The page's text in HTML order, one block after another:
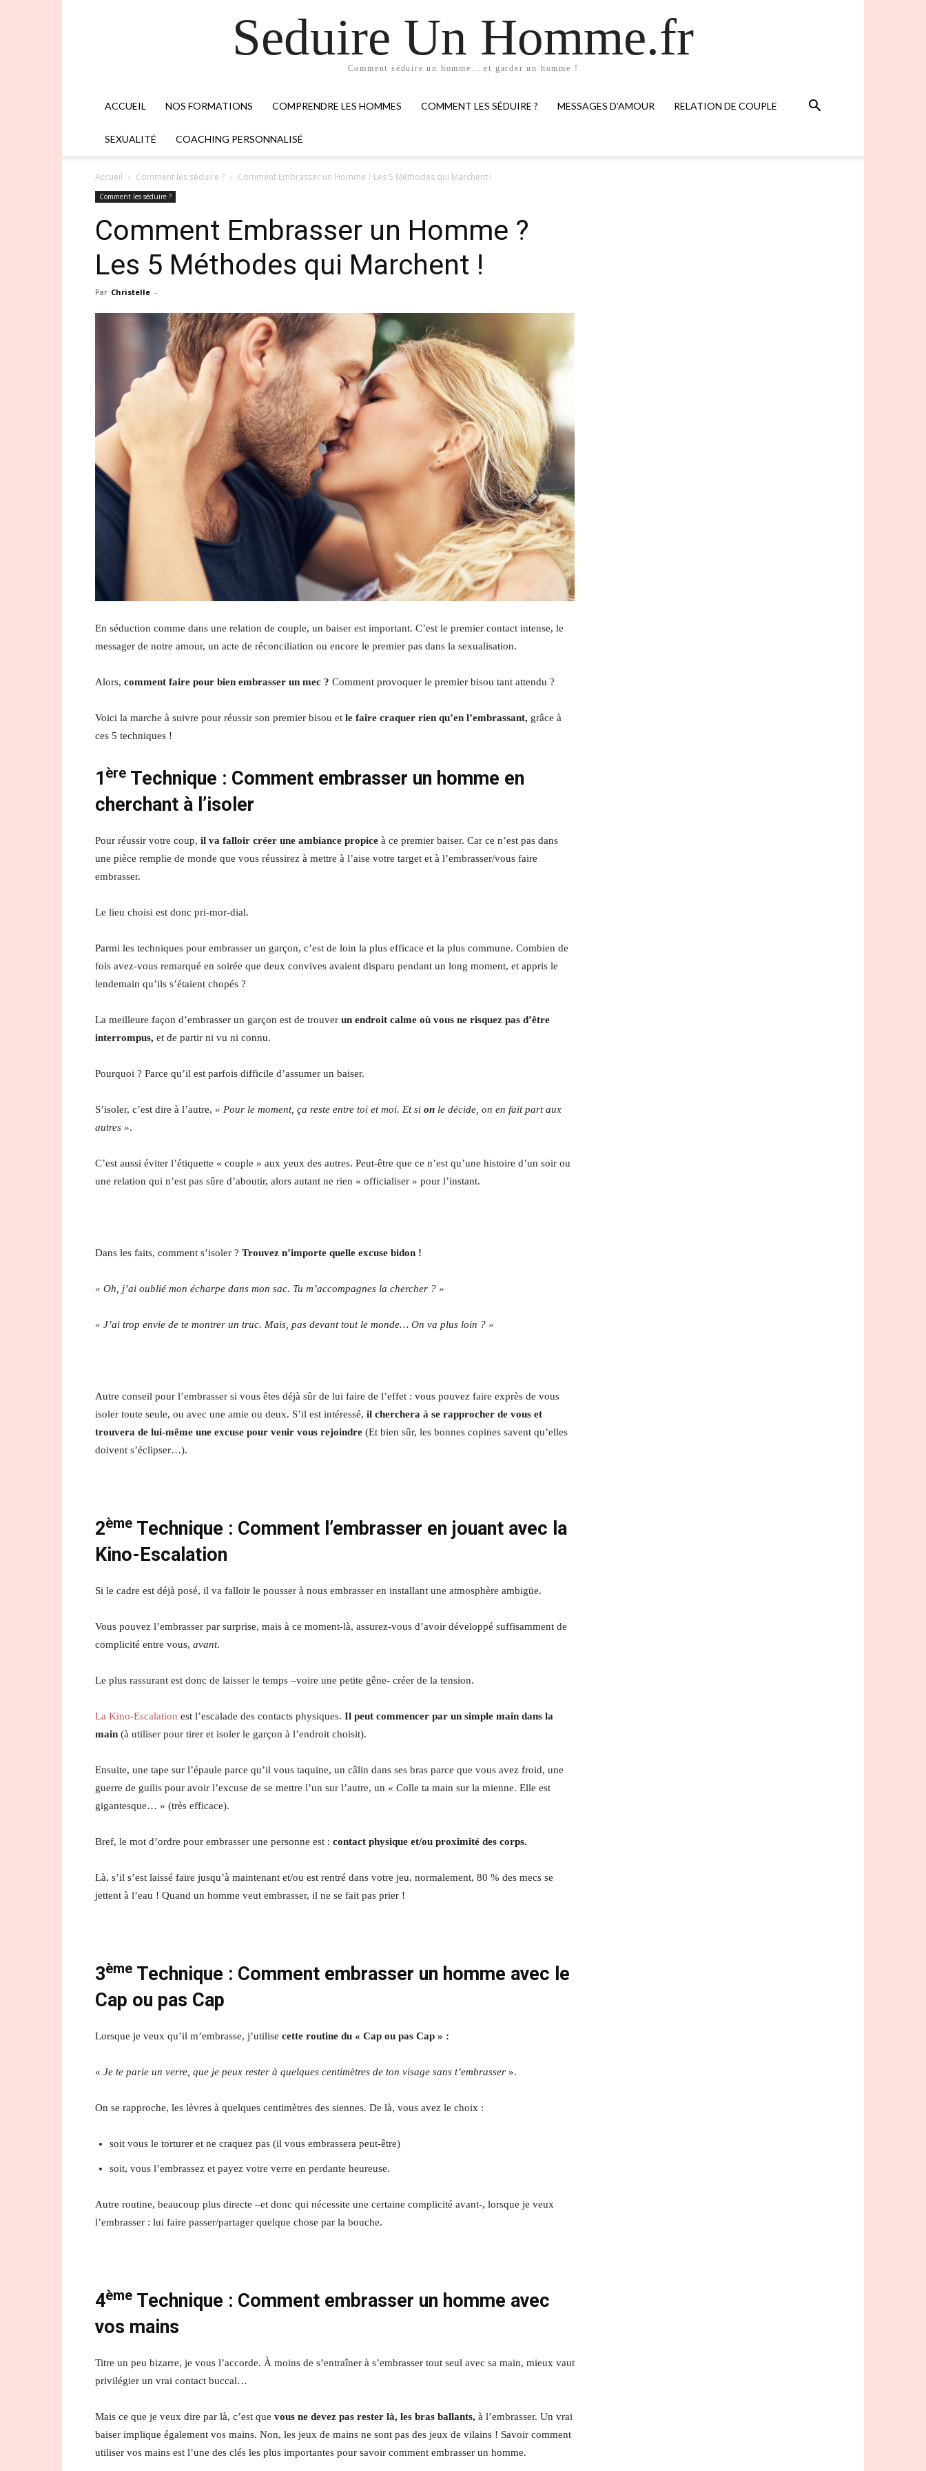
Seduire Un Homme.fr
Comment séduire un homme… et garder un homme !
ACCUEIL NOS FORMATIONS COMPRENDRE LES HOMMES COMMENT LES SÉDUIRE ? MESSAGES D’AMOUR RELATION DE COUPLE
SEXUALITÉ COACHING PERSONNALISÉ
Accueil Comment les séduire ? Comment Embrasser un Homme ? Les 5 Méthodes qui Marchent !
Comment les séduire ?
Comment Embrasser un Homme ?
Les 5 Méthodes qui Marchent !
Par Christelle -
En séduction comme dans une relation de couple, un baiser est important. C’est le premier contact intense, le
messager de notre amour, un acte de réconciliation ou encore le premier pas dans la sexualisation.
Alors, comment faire pour bien embrasser un mec ? Comment provoquer le premier bisou tant attendu ?
Voici la marche à suivre pour réussir son premier bisou et le faire craquer rien qu’en l’embrassant, grâce à
ces 5 techniques !
1 ère Technique : Comment embrasser un homme en
cherchant à l’isoler
Pour réussir votre coup, il va falloir créer une ambiance propice à ce premier baiser. Car ce n’est pas dans
une pièce remplie de monde que vous réussirez à mettre à l’aise votre target et à l’embrasser/vous faire
embrasser.
Le lieu choisi est donc pri-mor-dial.
Parmi les techniques pour embrasser un garçon, c’est de loin la plus efficace et la plus commune. Combien de
fois avez-vous remarqué en soirée que deux convives avaient disparu pendant un long moment, et appris le
lendemain qu’ils s’étaient chopés ?
La meilleure façon d’embrasser un garçon est de trouver un endroit calme où vous ne risquez pas d’être
interrompus, et de partir ni vu ni connu.
Pourquoi ? Parce qu’il est parfois difficile d’assumer un baiser.
S’isoler, c’est dire à l’autre, « Pour le moment, ça reste entre toi et moi. Et si on le décide, on en fait part aux
autres ».
C’est aussi éviter l’étiquette « couple » aux yeux des autres. Peut-être que ce n’est qu’une histoire d’un soir ou
une relation qui n’est pas sûre d’aboutir, alors autant ne rien « officialiser » pour l’instant.
Dans les faits, comment s’isoler ? Trouvez n’importe quelle excuse bidon !
« Oh, j’ai oublié mon écharpe dans mon sac. Tu m’accompagnes la chercher ? »
« J’ai trop envie de te montrer un truc. Mais, pas devant tout le monde… On va plus loin ? »
Autre conseil pour l’embrasser si vous êtes déjà sûr de lui faire de l’effet : vous pouvez faire exprès de vous
isoler toute seule, ou avec une amie ou deux. S’il est intéressé, il cherchera à se rapprocher de vous et
trouvera de lui-même une excuse pour venir vous rejoindre (Et bien sûr, les bonnes copines savent qu’elles
doivent s’éclipser…).
2ème Technique : Comment l’embrasser en jouant avec la
Kino-Escalation
Si le cadre est déjà posé, il va falloir le pousser à nous embrasser en installant une atmosphère ambigüe.
Vous pouvez l’embrasser par surprise, mais à ce moment-là, assurez-vous d’avoir développé suffisamment de
complicité entre vous, avant.
Le plus rassurant est donc de laisser le temps –voire une petite gêne- créer de la tension.
La Kino-Escalation est l’escalade des contacts physiques. Il peut commencer par un simple main dans la
main (à utiliser pour tirer et isoler le garçon à l’endroit choisit).
Ensuite, une tape sur l’épaule parce qu’il vous taquine, un câlin dans ses bras parce que vous avez froid, une
guerre de guilis pour avoir l’excuse de se mettre l’un sur l’autre, un « Colle ta main sur la mienne. Elle est
gigantesque… » (très efficace).
Bref, le mot d’ordre pour embrasser une personne est : contact physique et/ou proximité des corps.
Là, s’il s’est laissé faire jusqu’à maintenant et/ou est rentré dans votre jeu, normalement, 80 % des mecs se
jettent à l’eau ! Quand un homme veut embrasser, il ne se fait pas prier !
3ème Technique : Comment embrasser un homme avec le
Cap ou pas Cap
Lorsque je veux qu’il m’embrasse, j’utilise cette routine du « Cap ou pas Cap » :
« Je te parie un verre, que je peux rester à quelques centimètres de ton visage sans t’embrasser ».
On se rapproche, les lèvres à quelques centimètres des siennes. De là, vous avez le choix :
soit vous le torturer et ne craquez pas (il vous embrassera peut-être)
soit, vous l’embrassez et payez votre verre en perdante heureuse.
Autre routine, beaucoup plus directe –et donc qui nécessite une certaine complicité avant-, lorsque je veux
l’embrasser : lui faire passer/partager quelque chose par la bouche.
4ème Technique : Comment embrasser un homme avec
vos mains
Titre un peu bizarre, je vous l’accorde. À moins de s’entraîner à s’embrasser tout seul avec sa main, mieux vaut
privilégier un vrai contact buccal…
Mais ce que je veux dire par là, c’est que vous ne devez pas rester là, les bras ballants, à l’embrasser. Un vrai
baiser implique également vos mains. Non, les jeux de mains ne sont pas des jeux de vilains ! Savoir comment
utiliser vos mains est l’une des clés les plus importantes pour savoir comment embrasser un homme.